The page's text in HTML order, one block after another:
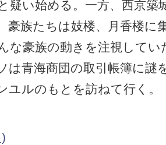
疑い始める。一方、西京築
豪族たちは妓楼、月香楼に
な豪族の動きを注視してい
は青海商団の取引帳簿に謎
ユルのもとを訪ねて行く。